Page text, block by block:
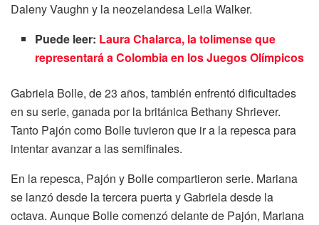
Daleny Vaughn y la neozelandesa Leila Walker.
Puede leer: Laura Chalarca, la tolimense que
representará a Colombia en los Juegos Olímpicos
Gabriela Bolle, de 23 años, también enfrentó dificultades
en su serie, ganada por la británica Bethany Shriever.
Tanto Pajón como Bolle tuvieron que ir a la repesca para
intentar avanzar a las semifinales.
En la repesca, Pajón y Bolle compartieron serie. Mariana
se lanzó desde la tercera puerta y Gabriela desde la
octava. Aunque Bolle comenzó delante de Pajón, Mariana